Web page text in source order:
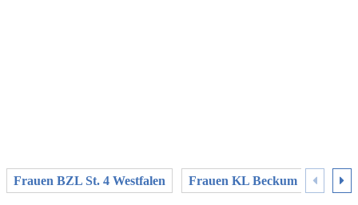
Frauen BZL St. 4 Westfalen Frauen KL Beckum